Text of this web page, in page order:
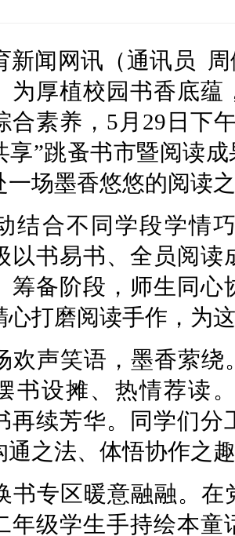
新闻网讯（通讯员
为厚植校园书香底
合素养，5月29日下
享”跳蚤书市暨阅读
一场墨香悠悠的阅读
结合不同学段学情
以书易书、全员阅
筹备阶段，师生同
心打磨阅读手作，为
欢声笑语，墨香萦
书设摊、热情荐读
再续芳华。同学们
通之法、体悟协作之
书专区暖意融融。
年级学生手持绘本